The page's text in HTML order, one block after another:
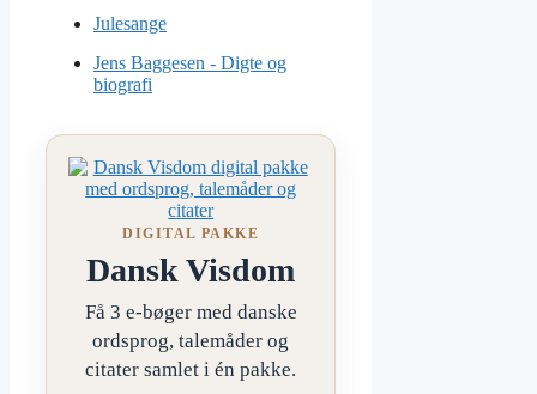
Julesange
Jens Baggesen - Digte og
biografi
DIGITAL PAKKE
Dansk Visdom
Få 3 e-bøger med danske
ordsprog, talemåder og
citater samlet i én pakke.